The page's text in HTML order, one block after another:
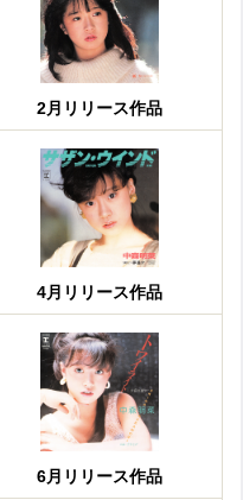
2月リリース作品
4月リリース作品
6月リリース作品